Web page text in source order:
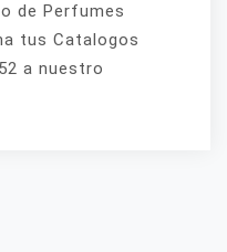
de Perfumes
tus Catalogos
a nuestro